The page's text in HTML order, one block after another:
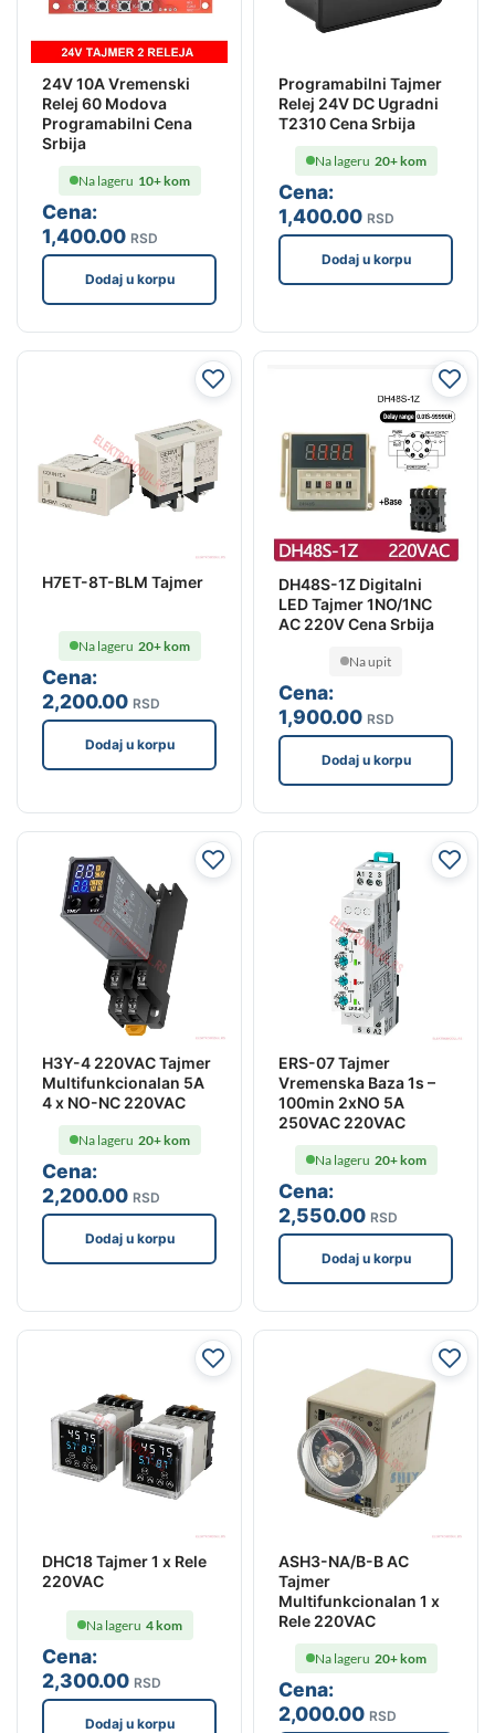
24V 10A Vremenski
Relej 60 Modova
Programabilni Cena
Srbija
Cena:
1,400.00 RSD
Na lageru 10+ kom
Dodaj u korpu
Programabilni Tajmer
Relej 24V DC Ugradni
T2310 Cena Srbija
Cena:
1,400.00 RSD
Na lageru 20+ kom
Dodaj u korpu
H7ET-8T-BLM Tajmer
Cena:
2,200.00 RSD
Na lageru 20+ kom
Dodaj u korpu
DH48S-1Z Digitalni
LED Tajmer 1NO/1NC
AC 220V Cena Srbija
Cena:
1,900.00 RSD
Na upit
Dodaj u korpu
H3Y-4 220VAC Tajmer
Multifunkcionalan 5A
4 x NO-NC 220VAC
Cena:
2,200.00 RSD
Na lageru 20+ kom
Dodaj u korpu
ERS-07 Tajmer
Vremenska Baza 1s –
100min 2xNO 5A
250VAC 220VAC
Cena:
2,550.00 RSD
Na lageru 20+ kom
Dodaj u korpu
DHC18 Tajmer 1 x Rele
220VAC
Cena:
2,300.00 RSD
Na lageru 4 kom
Dodaj u korpu
ASH3-NA/B-B AC
Tajmer
Multifunkcionalan 1 x
Rele 220VAC
Cena:
2,000.00 RSD
Na lageru 20+ kom